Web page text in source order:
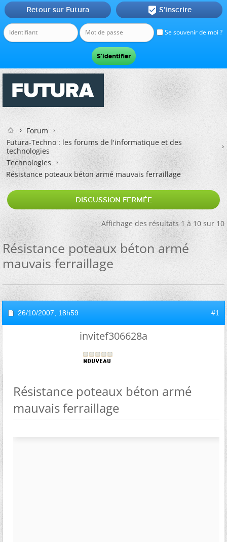
Se souvenir de moi ?
Retour sur Futura  S'inscrire
Forum
Futura-Techno : les forums de l'informatique et des
technologies
Technologies
Résistance poteaux béton armé mauvais ferraillage
DISCUSSION FERMÉE
Affichage des résultats 1 à 10 sur 10
Résistance poteaux béton armé
mauvais ferraillage
26/10/2007, 18h59 #1
invitef306628a
Résistance poteaux béton armé
mauvais ferraillage